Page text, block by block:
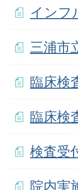
インフ
三浦市
臨床検
臨床検
検査受
院内実